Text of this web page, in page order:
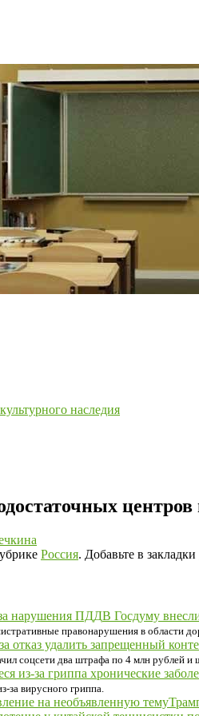
наследия
центров
Россия. Добавьте в закладки
В Госдуму
правонарушения в области
соцсети два штрафа по 4 млн
за вирусного гриппа.